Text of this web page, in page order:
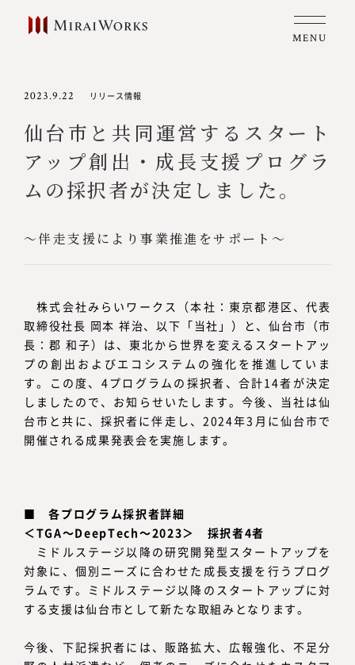
MENU
2023.9.22 リリース情報
仙台市と共同運営するスタート
アップ創出・成長支援プログラ
ムの採択者が決定しました。
～伴走支援により事業推進をサポート～
株式会社みらいワークス（本社：東京都港区、代表
取締役社長 岡本 祥治、以下「当社」）と、仙台市（市
長：郡 和子）は、東北から世界を変えるスタートアッ
プの創出およびエコシステムの強化を推進していま
す。この度、4プログラムの採択者、合計14者が決定
しましたので、お知らせいたします。今後、当社は仙
台市と共に、採択者に伴走し、2024年3月に仙台市で
開催される成果発表会を実施します。
■各プログラム採択者詳細
＜TGA～DeepTech～2023＞ 採択者4者
ミドルステージ以降の研究開発型スタートアップを
対象に、個別ニーズに合わせた成長支援を行うプログ
ラムです。ミドルステージ以降のスタートアップに対
する支援は仙台市として新たな取組みとなります。
今後、下記採択者には、販路拡大、広報強化、不足分